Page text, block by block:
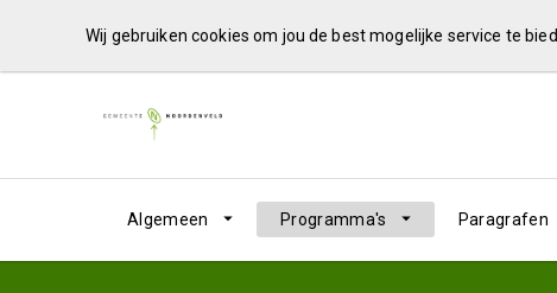
Wij gebruiken cookies om jou de best mogelijke service te
Algemeen Programma's Paragrafen